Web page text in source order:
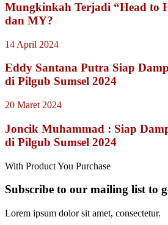
Mungkinkah Terjadi “Head to
dan MY?
14 April 2024
Eddy Santana Putra Siap
di Pilgub Sumsel 2024
20 Maret 2024
Joncik Muhammad : Siap
di Pilgub Sumsel 2024
With Product You Purchase
Subscribe to our mailing list to
Lorem ipsum dolor sit amet, consectetur.